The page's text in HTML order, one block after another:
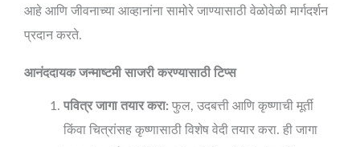
आहे आणि जीवनाच्या आव्हानांना सामोरे जाण्यासाठी वेळोवेळी मार्गदर्शन
प्रदान करते.
आनंददायक जन्माष्टमी साजरी करण्यासाठी टिप्स
पवित्र जागा तयार करा: फुल, उदबत्ती आणि कृष्णाची मूर्ती
किंवा चित्रांसह कृष्णासाठी विशेष वेदी तयार करा. ही जागा